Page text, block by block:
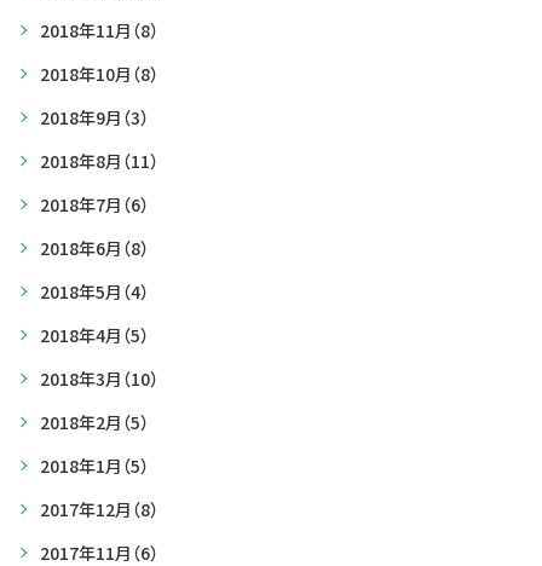
2018年11月 （8）
2018年10月 （8）
2018年9月 （3）
2018年8月 （11）
2018年7月 （6）
2018年6月 （8）
2018年5月 （4）
2018年4月 （5）
2018年3月 （10）
2018年2月 （5）
2018年1月 （5）
2017年12月 （8）
2017年11月 （6）